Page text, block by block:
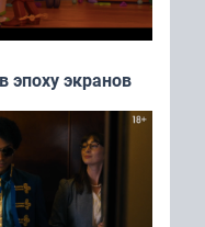
эпоху экранов